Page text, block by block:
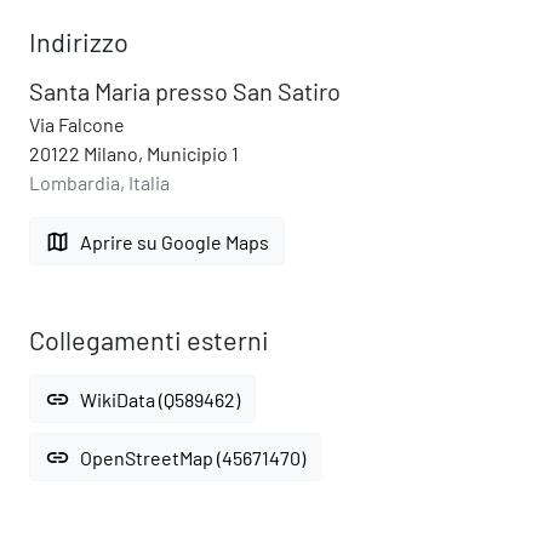
Indirizzo
Santa Maria presso San Satiro
Via Falcone
20122 Milano, Municipio 1
Lombardia, Italia
map Aprire su Google Maps
Collegamenti esterni
link WikiData (Q589462)
link OpenStreetMap (45671470)